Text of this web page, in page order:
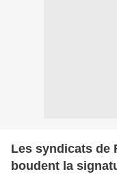
Les syndicats de
boudent la